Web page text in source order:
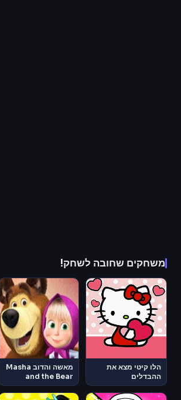
משחקים שחובה לשחק!
הלו קיטי מצא את
ההבדלים
מאשה והדוב Masha
and the Bear